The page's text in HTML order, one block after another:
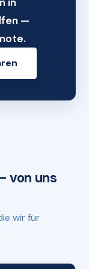
—
von uns
wir für